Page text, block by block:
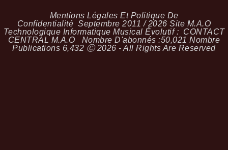
Mentions Légales Et Politique De
Confidentialité Septembre 2011 / 2026 Site M.A.O
Technologique Informatique Musical Évolutif : CONTACT
CENTRAL M.A.O Nombre D'abonnés :50,021 Nombre
Publications 6,432 Ⓒ 2026 - All Rights Are Reserved